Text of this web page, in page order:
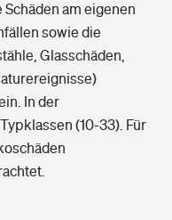
am eigenen
sowie die
Glasschäden,
In der
(10-33). Für